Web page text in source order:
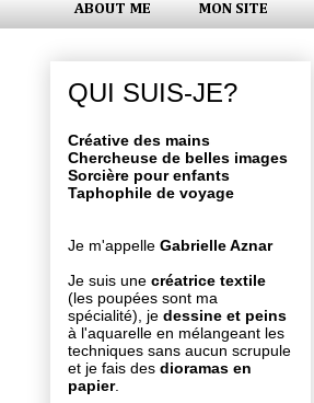
ABOUT ME MON SITE
QUI SUIS-JE?
Créative des mains
Chercheuse de belles images
Sorcière pour enfants
Taphophile de voyage
Je m'appelle Gabrielle Aznar
Je suis une créatrice textile
(les poupées sont ma
spécialité), je dessine et peins
à l'aquarelle en mélangeant les
techniques sans aucun scrupule
et je fais des dioramas en
papier.